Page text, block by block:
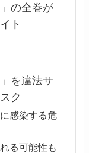
の全巻が
ト
を違法サ
ク
感染する危
る可能性も